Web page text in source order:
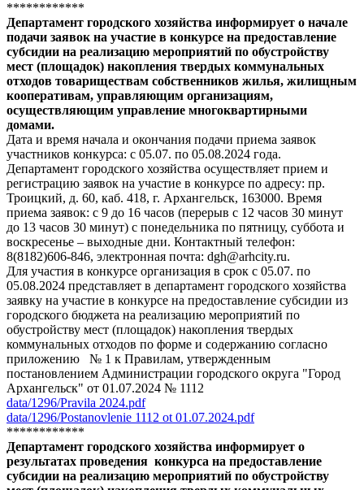
************
Департамент городского хозяйства информирует о начале
подачи заявок на участие в конкурсе на предоставление
субсидии на реализацию мероприятий по обустройству
мест (площадок) накопления твердых коммунальных
отходов товариществам собственников жилья, жилищным
кооперативам, управляющим организациям,
осуществляющим управление многоквартирными
домами.
Дата и время начала и окончания подачи приема заявок
участников конкурса: с 05.07. по 05.08.2024 года.
Департамент городского хозяйства осуществляет прием и
регистрацию заявок на участие в конкурсе по адресу: пр.
Троицкий, д. 60, каб. 418, г. Архангельск, 163000. Время
приема заявок: с 9 до 16 часов (перерыв с 12 часов 30 минут
до 13 часов 30 минут) с понедельника по пятницу, суббота и
воскресенье – выходные дни. Контактный телефон:
8(8182)606-846, электронная почта: dgh@arhcity.ru.
Для участия в конкурсе организация в срок с 05.07. по
05.08.2024 представляет в департамент городского хозяйства
заявку на участие в конкурсе на предоставление субсидии из
городского бюджета на реализацию мероприятий по
обустройству мест (площадок) накопления твердых
коммунальных отходов по форме и содержанию согласно
приложению № 1 к Правилам, утвержденным
постановлением Администрации городского округа "Город
Архангельск" от 01.07.2024 № 1112
data/1296/Pravila 2024.pdf
data/1296/Postanovlenie 1112 ot 01.07.2024.pdf
************
Департамент городского хозяйства информирует о
результатах проведения конкурса на предоставление
субсидии на реализацию мероприятий по обустройству